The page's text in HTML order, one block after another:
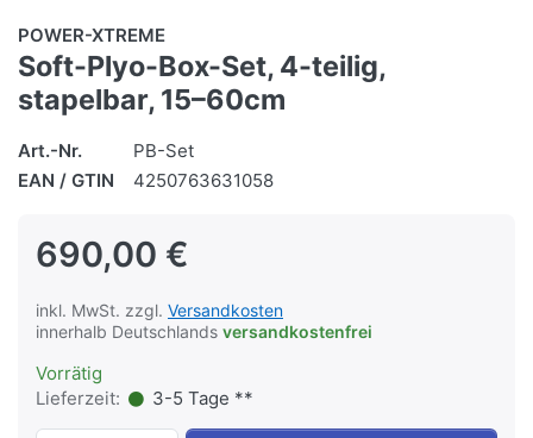
POWER-XTREME
Soft-Plyo-Box-Set, 4-teilig,
stapelbar, 15–60cm
Art.-Nr.
PB-Set
EAN / GTIN
4250763631058
690,00 €
inkl. MwSt. zzgl. Versandkosten
innerhalb Deutschlands versandkostenfrei
Vorrätig
Lieferzeit:
3-5 Tage **